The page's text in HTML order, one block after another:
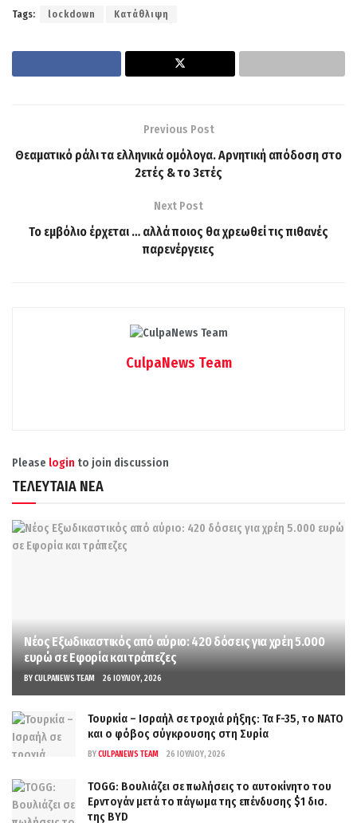
Tags: lockdown Κατάθλιψη
Previous Post
Θεαματικό ράλι τα ελληνικά ομόλογα. Αρνητική απόδοση στο
2ετές & το 3ετές
Next Post
Το εμβόλιο έρχεται … αλλά ποιος θα χρεωθεί τις πιθανές
παρενέργειες
CulpaNews Team
Please login to join discussion
ΤΕΛΕΥΤΑΙΑ ΝΕΑ
Νέος Εξωδικαστικός από αύριο: 420 δόσεις για χρέη 5.000
ευρώ σε Εφορία και τράπεζες
BYCULPANEWS TEAM 26 ΙΟΥΛΊΟΥ, 2026
Τουρκία – Ισραήλ σε τροχιά ρήξης: Τα F-35, το ΝΑΤΟ
και ο φόβος σύγκρουσης στη Συρία
BYCULPANEWS TEAM 26 ΙΟΥΛΊΟΥ, 2026
TOGG: Βουλιάζει σε πωλήσεις το αυτοκίνητο του
Ερντογάν μετά το πάγωμα της επένδυσης $1 δισ.
της BYD